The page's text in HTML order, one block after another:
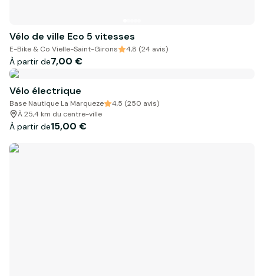
Vélo de ville Eco 5 vitesses
E-Bike & Co Vielle-Saint-Girons 4,8 (24 avis)
À partir de7,00 €
Vélo électrique
Base Nautique La Marqueze
4,5 (250 avis)
À 25,4 km du centre-ville
À partir de15,00 €